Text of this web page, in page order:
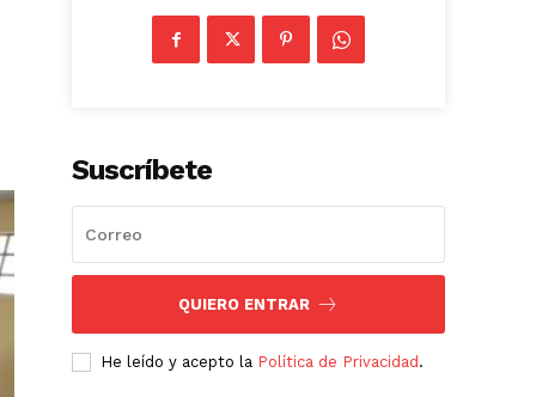
Suscríbete
QUIERO ENTRAR
He leído y acepto la Política de Privacidad .